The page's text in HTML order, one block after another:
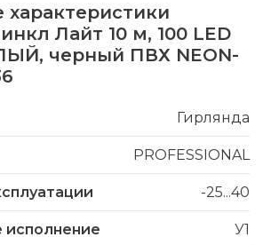
характеристики
Лайт 10 м, 100 LED
черный ПВХ NEON-
Гирлянда
PROFESSIONAL
-25...40
исполнение У1